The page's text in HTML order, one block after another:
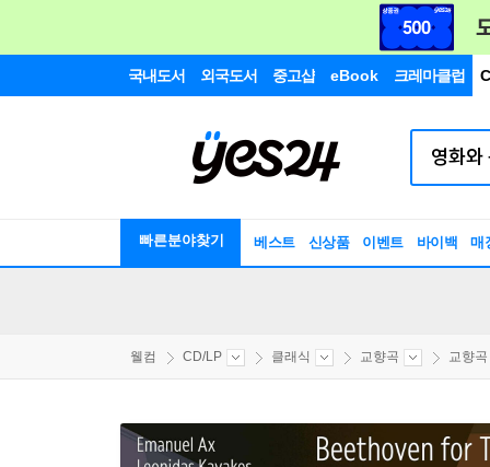
국내도서 외국도서 중고샵 eBook 크레마클럽
빠른분야찾기 베스트 신상품 이벤트 바이백 매
웰컴 CD/LP 클래식 교향곡 교향